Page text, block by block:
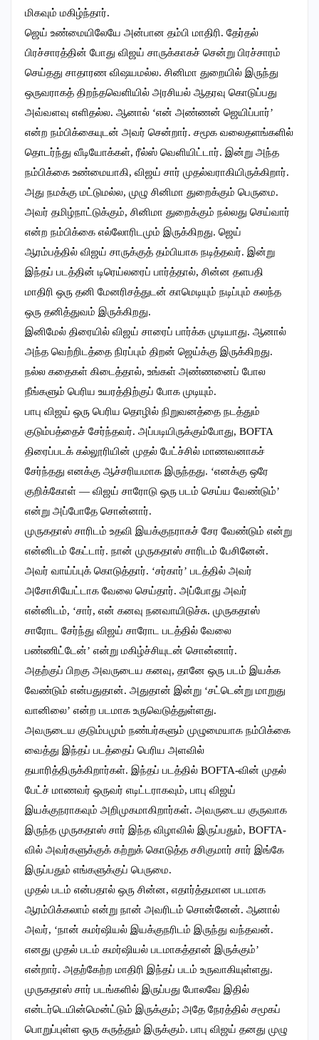
மிகவும் மகிழ்ந்தார்.
ஜெய் உண்மையிலேயே அன்பான தம்பி மாதிரி. தேர்தல்
பிரச்சாரத்தின் போது விஜய் சாருக்காகச் சென்று பிரச்சாரம்
செய்தது சாதாரண விஷயமல்ல. சினிமா துறையில் இருந்து
ஒருவராகத் திறந்தவெளியில் அரசியல் ஆதரவு கொடுப்பது
அவ்வளவு எளிதல்ல. ஆனால் ‘என் அண்ணன் ஜெயிப்பார்’
என்ற நம்பிக்கையுடன் அவர் சென்றார். சமூக வலைதளங்களில்
தொடர்ந்து வீடியோக்கள், ரீல்ஸ் வெளியிட்டார். இன்று அந்த
நம்பிக்கை உண்மையாகி, விஜய் சார் முதல்வராகியிருக்கிறார்.
அது நமக்கு மட்டுமல்ல, முழு சினிமா துறைக்கும் பெருமை.
அவர் தமிழ்நாட்டுக்கும், சினிமா துறைக்கும் நல்லது செய்வார்
என்ற நம்பிக்கை எல்லோரிடமும் இருக்கிறது. ஜெய்
ஆரம்பத்தில் விஜய் சாருக்குத் தம்பியாக நடித்தவர். இன்று
இந்தப் படத்தின் டிரெய்லரைப் பார்த்தால், சின்ன தளபதி
மாதிரி ஒரு தனி மேனரிசத்துடன் காமெடியும் நடிப்பும் கலந்த
ஒரு தனித்துவம் இருக்கிறது.
இனிமேல் திரையில் விஜய் சாரைப் பார்க்க முடியாது. ஆனால்
அந்த வெற்றிடத்தை நிரப்பும் திறன் ஜெய்க்கு இருக்கிறது.
நல்ல கதைகள் கிடைத்தால், உங்கள் அண்ணனைப் போல
நீங்களும் பெரிய உயரத்திற்குப் போக முடியும்.
பாபு விஜய் ஒரு பெரிய தொழில் நிறுவனத்தை நடத்தும்
குடும்பத்தைச் சேர்ந்தவர். அப்படியிருக்கும்போது, BOFTA
திரைப்படக் கல்லூரியின் முதல் பேட்ச்சில் மாணவனாகச்
சேர்ந்தது எனக்கு ஆச்சரியமாக இருந்தது. ‘எனக்கு ஒரே
குறிக்கோள் — விஜய் சாரோடு ஒரு படம் செய்ய வேண்டும்’
என்று அப்போதே சொன்னார்.
முருகதாஸ் சாரிடம் உதவி இயக்குநராகச் சேர வேண்டும் என்று
என்னிடம் கேட்டார். நான் முருகதாஸ் சாரிடம் பேசினேன்.
அவர் வாய்ப்புக் கொடுத்தார். ‘சர்கார்’ படத்தில் அவர்
அசோசியேட்டாக வேலை செய்தார். அப்போது அவர்
என்னிடம், ‘சார், என் கனவு நனவாயிடுச்சு. முருகதாஸ்
சாரோட சேர்ந்து விஜய் சாரோட படத்தில் வேலை
பண்ணிட்டேன்’ என்று மகிழ்ச்சியுடன் சொன்னார்.
அதற்குப் பிறகு அவருடைய கனவு, தானே ஒரு படம் இயக்க
வேண்டும் என்பதுதான். அதுதான் இன்று ‘சட்டென்று மாறுது
வானிலை’ என்ற படமாக உருவெடுத்துள்ளது.
அவருடைய குடும்பமும் நண்பர்களும் முழுமையாக நம்பிக்கை
வைத்து இந்தப் படத்தைப் பெரிய அளவில்
தயாரித்திருக்கிறார்கள். இந்தப் படத்தில் BOFTA-வின் முதல்
பேட்ச் மாணவர் ஒருவர் எடிட்டராகவும், பாபு விஜய்
இயக்குநராகவும் அறிமுகமாகிறார்கள். அவருடைய குருவாக
இருந்த முருகதாஸ் சார் இந்த விழாவில் இருப்பதும், BOFTA-
வில் அவர்களுக்குக் கற்றுக் கொடுத்த சசிகுமார் சார் இங்கே
இருப்பதும் எங்களுக்குப் பெருமை.
முதல் படம் என்பதால் ஒரு சின்ன, எதார்த்தமான படமாக
ஆரம்பிக்கலாம் என்று நான் அவரிடம் சொன்னேன். ஆனால்
அவர், ‘நான் கமர்ஷியல் இயக்குநரிடம் இருந்து வந்தவன்.
எனது முதல் படம் கமர்ஷியல் படமாகத்தான் இருக்கும்’
என்றார். அதற்கேற்ற மாதிரி இந்தப் படம் உருவாகியுள்ளது.
முருகதாஸ் சார் படங்களில் இருப்பது போலவே இதில்
என்டர்டெயின்மென்ட்டும் இருக்கும்; அதே நேரத்தில் சமூகப்
பொறுப்புள்ள ஒரு கருத்தும் இருக்கும். பாபு விஜய் தனது முழு